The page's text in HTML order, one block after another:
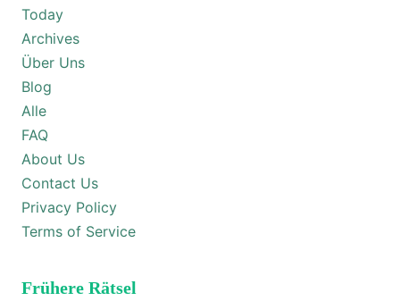
Today
Archives
Über Uns
Blog
Alle
FAQ
About Us
Contact Us
Privacy Policy
Terms of Service
Frühere Rätsel